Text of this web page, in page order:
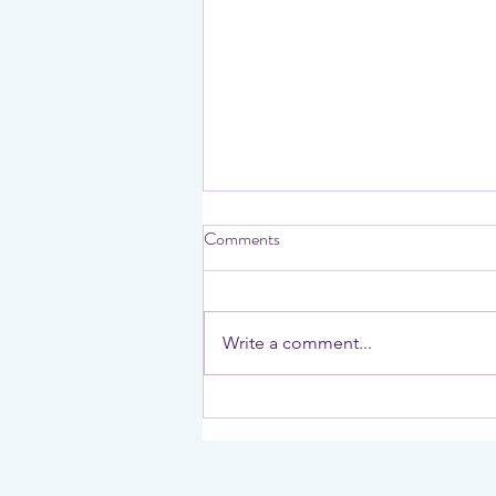
Tarot x Roguelike x
Comments
Write a comment...